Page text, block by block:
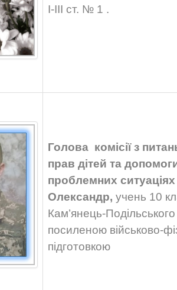
I-III ст. № 1 .
Голова комісії з
прав дітей та
проблемних ситуаціях
Олександр, учень 10
Кам’янець-
посиленою військово-
підготовкою